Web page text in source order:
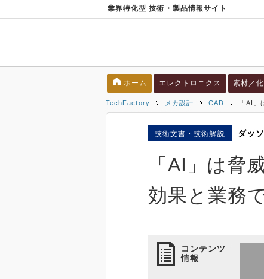
業界特化型 技術・製品情報サイト
ホーム エレクトロニクス 素材／
TechFactory メカ設計 CAD 「AI
技術文書・技術解説 ダッ
「AI」は
効果と業務
コンテンツ
情報